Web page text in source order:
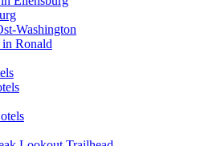
Washington
Ronald